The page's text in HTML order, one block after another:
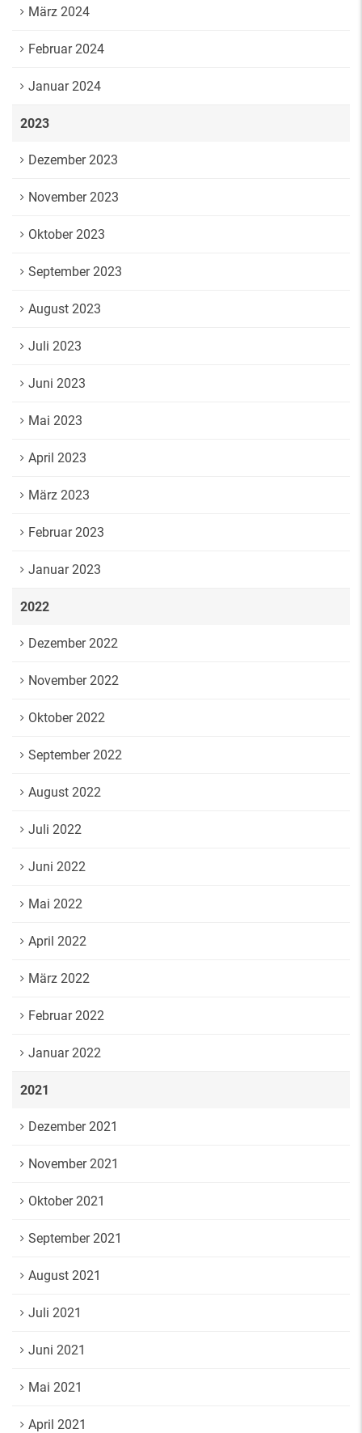
März 2024
Februar 2024
Januar 2024
2023
Dezember 2023
November 2023
Oktober 2023
September 2023
August 2023
Juli 2023
Juni 2023
Mai 2023
April 2023
März 2023
Februar 2023
Januar 2023
2022
Dezember 2022
November 2022
Oktober 2022
September 2022
August 2022
Juli 2022
Juni 2022
Mai 2022
April 2022
März 2022
Februar 2022
Januar 2022
2021
Dezember 2021
November 2021
Oktober 2021
September 2021
August 2021
Juli 2021
Juni 2021
Mai 2021
April 2021